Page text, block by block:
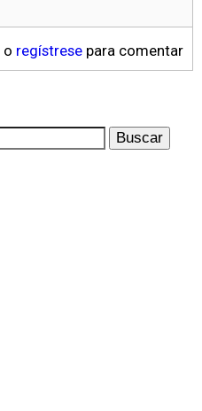
o regístrese para comentar